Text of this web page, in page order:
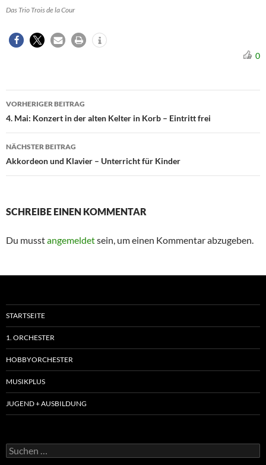
Das Trio Trois de la Cour
0
Beitragsnavigation
VORHERIGER BEITRAG
4. Mai: Konzert in der alten Kelter in Korb – Eintritt frei
NÄCHSTER BEITRAG
Akkordeon und Klavier – Unterricht für Kinder
SCHREIBE EINEN KOMMENTAR
Du musstangemeldetsein, um einen Kommentar abzugeben.
STARTSEITE
1. ORCHESTER
HOBBYORCHESTER
MUSIKPLUS
JUGEND + AUSBILDUNG
Suchen
nach: